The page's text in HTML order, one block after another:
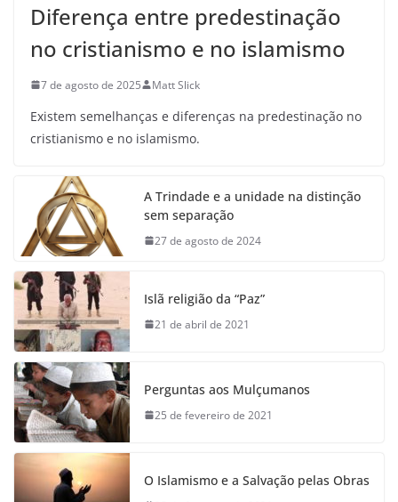
Diferença entre predestinação
no cristianismo e no islamismo
7 de agosto de 2025 Matt Slick
Existem semelhanças e diferenças na predestinação no
cristianismo e no islamismo.
A Trindade e a unidade na distinção
sem separação
27 de agosto de 2024
Islã religião da “Paz”
21 de abril de 2021
Perguntas aos Mulçumanos
25 de fevereiro de 2021
O Islamismo e a Salvação pelas Obras